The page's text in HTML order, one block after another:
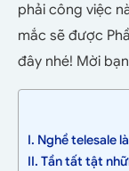
phải công việc
mắc sẽ được
đây nhé! Mời
I. Nghề telesale
II. Tần tất tật